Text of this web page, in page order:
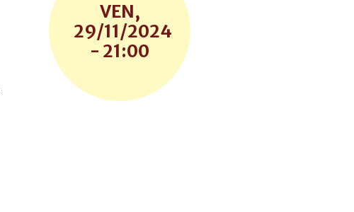
VEN,
29/11/2024
- 21:00